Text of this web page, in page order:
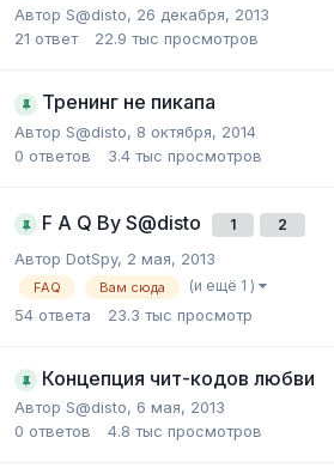
Автор S@disto, 26 декабря, 2013
21 ответ 22.9 тыс просмотров
Тренинг не пикапа
Автор S@disto, 8 октября, 2014
0 ответов 3.4 тыс просмотров
F A Q By S@disto 1 2
Автор DotSpy, 2 мая, 2013
FAQ Вам сюда (и ещё 1 )
54 ответа 23.3 тыс просмотр
Концепция чит-кодов любви
Автор S@disto, 6 мая, 2013
0 ответов 4.8 тыс просмотров